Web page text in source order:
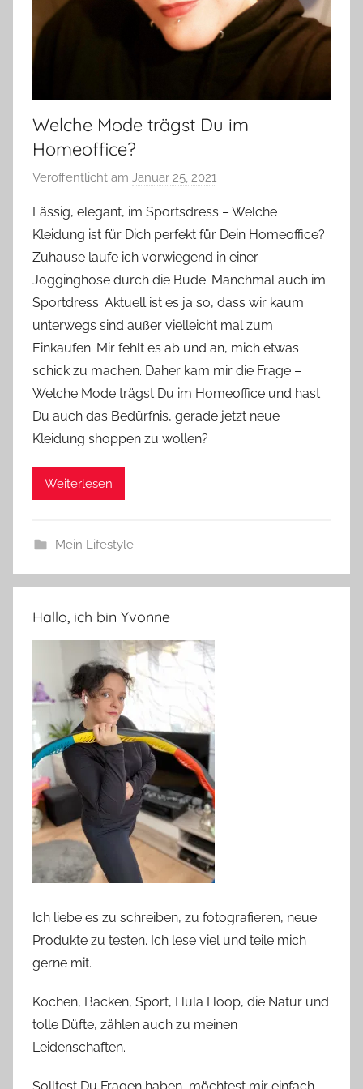
Welche Mode trägst Du im
Homeoffice?
Veröffentlicht am Januar 25, 2021
n
Y
v
o
n
n
e
Lässig, elegant, im Sportsdress – Welche
Kleidung ist für Dich perfekt für Dein Homeoffice?
Zuhause laufe ich vorwiegend in einer
Jogginghose durch die Bude. Manchmal auch im
Sportdress. Aktuell ist es ja so, dass wir kaum
unterwegs sind außer vielleicht mal zum
Einkaufen. Mir fehlt es ab und an, mich etwas
schick zu machen. Daher kam mir die Frage –
Welche Mode trägst Du im Homeoffice und hast
Du auch das Bedürfnis, gerade jetzt neue
Kleidung shoppen zu wollen?
Weiterlesen
Mein Lifestyle
Hallo, ich bin Yvonne
Ich liebe es zu schreiben, zu fotografieren, neue
Produkte zu testen. Ich lese viel und teile mich
gerne mit.
Kochen, Backen, Sport, Hula Hoop, die Natur und
tolle Düfte, zählen auch zu meinen
Leidenschaften.